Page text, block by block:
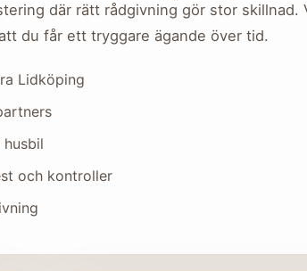
där rätt rådgivning gör stor skillnad.
du får ett tryggare ägande över tid.
Lidköping
och kontroller